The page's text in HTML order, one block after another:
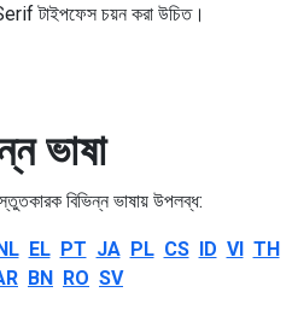
টাইপফেস চয়ন করা উচিত।
ভাষা
বিভিন্ন ভাষায় উপলব্ধ:
EL PT JA PL CS ID VI TH
BN RO SV